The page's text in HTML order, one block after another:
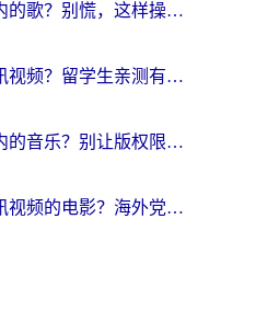
在国外无法听国内的歌？别慌，这样操作就能畅听QQ音乐（附亲测加速器推荐）
在国外如何看腾讯视频？留学生亲测有效的回国加速方案
在国外怎么听国内的音乐？别让版权限制断了你的华语歌单
怎么在国外看腾讯视频的电影？海外党亲测有效的回国加速指南